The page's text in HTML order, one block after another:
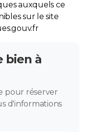
auxquels ce
sur le site
bien à
pour réserver
d'informations